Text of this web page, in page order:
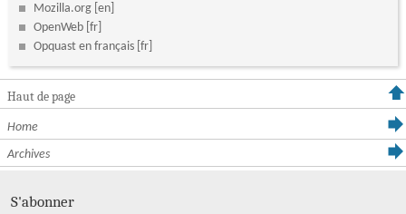
Mozilla.org
OpenWeb
Opquast en français
Haut de page
Home
Archives
S'abonner